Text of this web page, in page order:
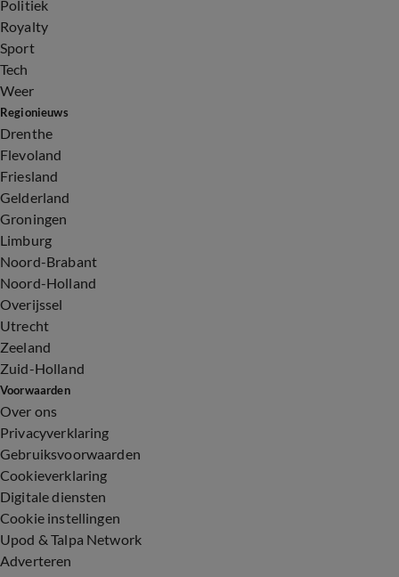
Politiek
Royalty
Sport
Tech
Weer
Regionieuws
Drenthe
Flevoland
Friesland
Gelderland
Groningen
Limburg
Noord-Brabant
Noord-Holland
Overijssel
Utrecht
Zeeland
Zuid-Holland
Voorwaarden
Over ons
Privacyverklaring
Gebruiksvoorwaarden
Cookieverklaring
Digitale diensten
Cookie instellingen
Upod & Talpa Network
Adverteren